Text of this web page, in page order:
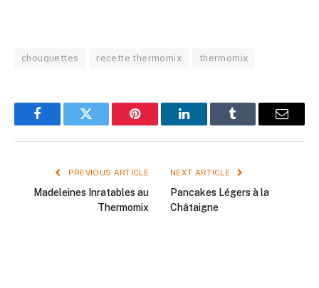
chouquettes recette thermomix thermomix
FacebookTwitter Pinterest LinkedInTumblr Email
PREVIOUS ARTICLE
Madeleines Inratables au
Thermomix
NEXT ARTICLE
Pancakes Légers à la
Châtaigne